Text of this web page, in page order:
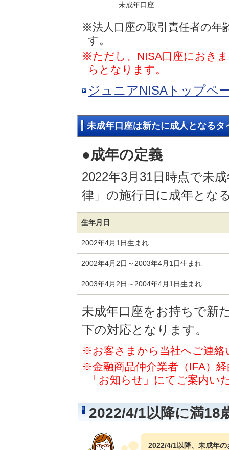
未成年口座
※法人口座の取引責任者の年
す。
※ただし、NISA口座におき
らとなります。
ジュニアNISAトップペ
未成年口座は新たに成人となる
●成年の定義
2022年3月31日時点で未
律」の施行日に成年とな
生年月日
2002年4月1日生まれ
2002年4月2日～2003年4月1日生まれ
2003年4月2日～2004年4月1日生まれ
未成年口座をお持ちで新
下の対応となります。
※お客さまから当社へご連
※金融商品仲介業者（IFA）
「お知らせ」にてご案内い
2022/4/1以降に満18
2022/4/1以降、未成年